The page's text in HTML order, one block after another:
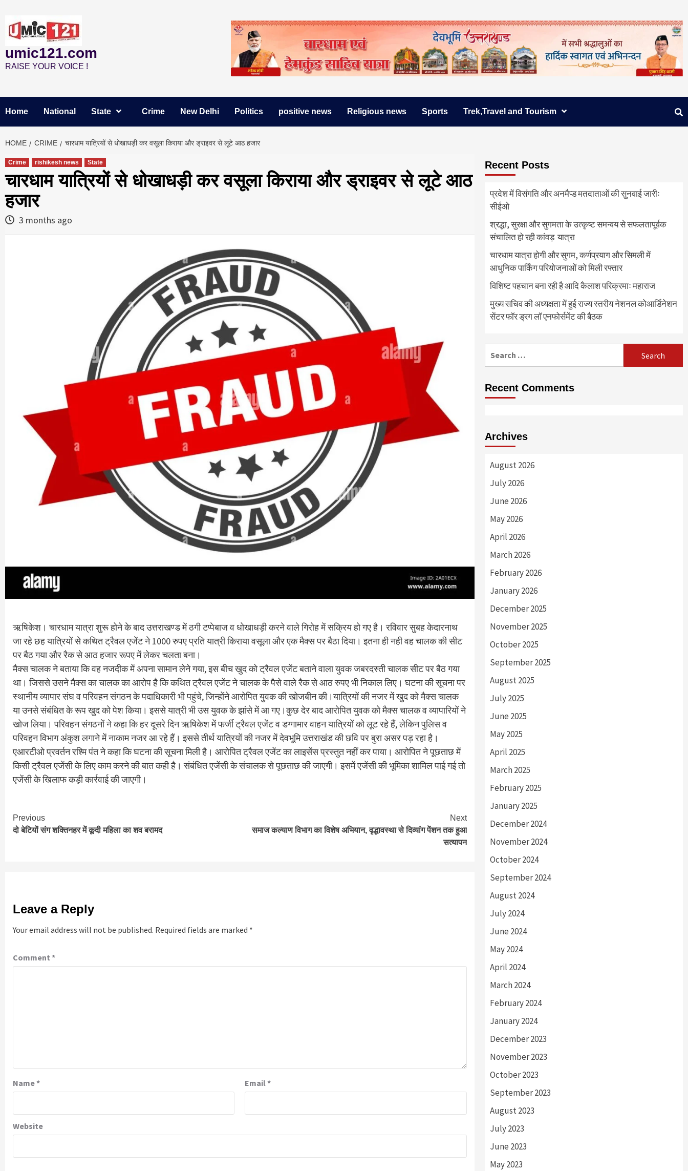
content
umic121.com
RAISE YOUR VOICE !
Home National State Crime New Delhi Politics positive news Religious news Sports Trek,Travel and Tourism
HOME CRIME चारधाम यात्रियों से धोखाधड़ी कर वसूला किराया और ड्राइवर से लूटे आठ हजार
Crime rishikesh news State
चारधाम यात्रियों से धोखाधड़ी कर वसूला किराया और ड्राइवर से लूटे आठ
हजार
3 months ago
ऋषिकेश। चारधाम यात्रा शुरू होने के बाद उत्तराखण्ड में ठगी टप्पेबाज व धोखाधड़ी करने वाले गिरोह में सक्रिय हो गए है। रविवार सुबह केदारनाथ
जा रहे छह यात्रियों से कथित ट्रैवल एजेंट ने 1000 रुपए प्रति यात्री किराया वसूला और एक मैक्स पर बैठा दिया। इतना ही नही वह चालक की सीट
पर बैठ गया और रैक से आठ हजार रूपए में लेकर चलता बना।
मैक्स चालक ने बताया कि वह नजदीक में अपना सामान लेने गया, इस बीच खुद को ट्रैवल एजेंट बताने वाला युवक जबरदस्ती चालक सीट पर बैठ गया
था। जिससे उसने मैक्स का चालक का आरोप है कि कथित ट्रैवल एजेंट ने चालक के पैसे वाले रैक से आठ रुपए भी निकाल लिए। घटना की सूचना पर
स्थानीय व्यापार संघ व परिवहन संगठन के पदाधिकारी भी पहुंचे, जिन्होंने आरोपित युवक की खोजबीन की।यात्रियों की नजर में खुद को मैक्स चालक
या उनसे संबंधित के रूप खुद को पेश किया। इससे यात्री भी उस युवक के झांसे में आ गए।कुछ देर बाद आरोपित युवक को मैक्स चालक व व्यापारियों ने
खोज लिया। परिवहन संगठनों ने कहा कि हर दूसरे दिन ऋषिकेश में फर्जी ट्रैवल एजेंट व डग्गामार वाहन यात्रियों को लूट रहे हैं, लेकिन पुलिस व
परिवहन विभाग अंकुश लगाने में नाकाम नजर आ रहे हैं। इससे तीर्थ यात्रियों की नजर में देवभूमि उत्तराखंड की छवि पर बुरा असर पड़ रहा है।
एआरटीओ प्रवर्तन रश्मि पंत ने कहा कि घटना की सूचना मिली है। आरोपित ट्रैवल एजेंट का लाइसेंस प्रस्तुत नहीं कर पाया। आरोपित ने पूछताछ में
किसी ट्रैवल एजेंसी के लिए काम करने की बात कही है। संबंधित एजेंसी के संचालक से पूछताछ की जाएगी। इसमें एजेंसी की भूमिका शामिल पाई गई तो
एजेंसी के खिलाफ कड़ी कार्रवाई की जाएगी।
Continue
Reading
Previous
दो बेटियों संग शक्तिनहर में कूदी महिला का शव बरामद
Next
समाज कल्याण विभाग का विशेष अभियान, वृद्धावस्था से दिव्यांग पेंशन तक हुआ
सत्यापन
Leave a Reply
Your email address will not be published. Required fields are marked *
Comment *
Name* Email*
Website
Recent Posts
प्रदेश में विसंगति और अनमैप्ड मतदाताओं की सुनवाई जारीः
सीईओ
श्रद्धा, सुरक्षा और सुगमता के उत्कृष्ट समन्वय से सफलतापूर्वक
संचालित हो रही कांवड़ यात्रा
चारधाम यात्रा होगी और सुगम, कर्णप्रयाग और सिमली में
आधुनिक पार्किंग परियोजनाओं को मिली रफ्तार
विशिष्ट पहचान बना रही है आदि कैलाश परिक्रमाः महाराज
मुख्य सचिव की अध्यक्षता में हुई राज्य स्तरीय नेशनल कोआर्डिनेशन
सेंटर फॉर ड्रग लॉ एनफोर्समेंट की बैठक
Recent Comments
Archives
August 2026
July 2026
June 2026
May 2026
April 2026
March 2026
February 2026
January 2026
December 2025
November 2025
October 2025
September 2025
August 2025
July 2025
June 2025
May 2025
April 2025
March 2025
February 2025
January 2025
December 2024
November 2024
October 2024
September 2024
August 2024
July 2024
June 2024
May 2024
April 2024
March 2024
February 2024
January 2024
December 2023
November 2023
October 2023
September 2023
August 2023
July 2023
June 2023
May 2023